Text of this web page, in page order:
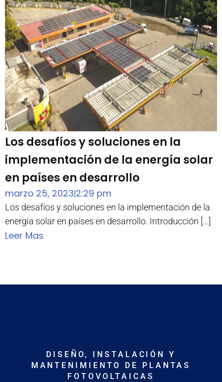
Los desafíos y soluciones en la
implementación de la energía solar
en países en desarrollo
marzo 25, 2023|2:29 pm
Los desafíos y soluciones en la implementación de la
energía solar en países en desarrollo. Introducción […]
Leer Mas
DISEÑO, INSTALACIÓN Y
MANTENIMIENTO DE PLANTAS
FOTOVOLTAICAS